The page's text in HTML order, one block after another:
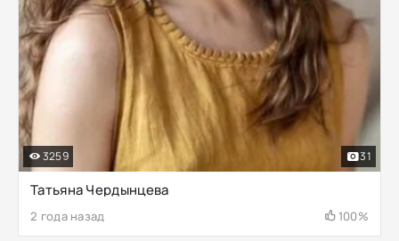
Татьяна Чердынцева
2 года назад 100%
3259 31